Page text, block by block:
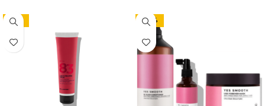
-15% -27%